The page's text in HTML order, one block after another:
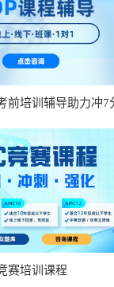
前培训辅导助力冲7
赛培训课程